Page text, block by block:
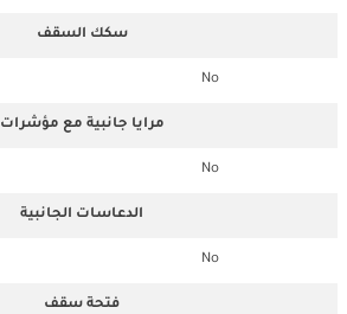
سكك السقف
No
مرايا جانبية مع مؤشرات
No
الدعاسات الجانبية
No
فتحة سقف